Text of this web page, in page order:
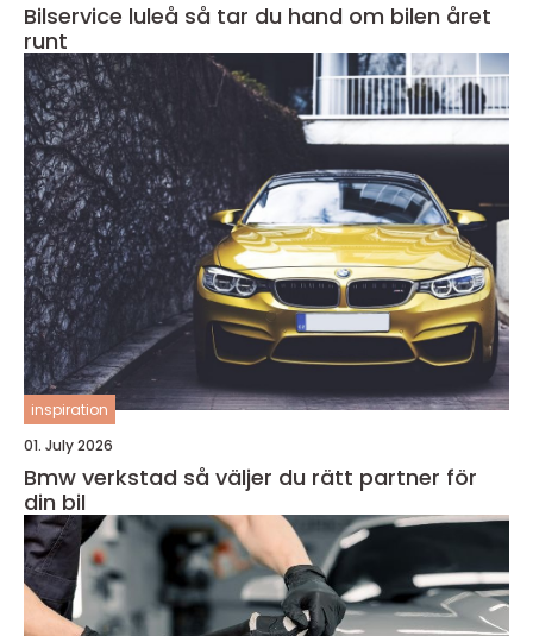
Bilservice luleå så tar du hand om bilen året
runt
inspiration
01. July 2026
Bmw verkstad så väljer du rätt partner för
din bil